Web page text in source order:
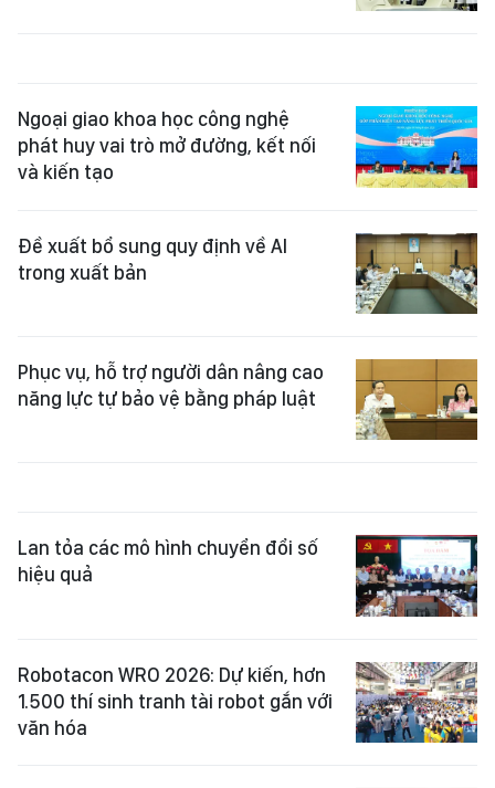
Ngoại giao khoa học công nghệ
phát huy vai trò mở đường, kết nối
và kiến tạo
Đề xuất bổ sung quy định về AI
trong xuất bản
Phục vụ, hỗ trợ người dân nâng cao
năng lực tự bảo vệ bằng pháp luật
Lan tỏa các mô hình chuyển đổi số
hiệu quả
Robotacon WRO 2026: Dự kiến, hơn
1.500 thí sinh tranh tài robot gắn với
văn hóa